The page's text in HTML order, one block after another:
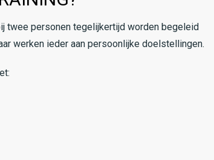
twee personen tegelijkertijd worden begeleid
werken ieder aan persoonlijke doelstellingen.